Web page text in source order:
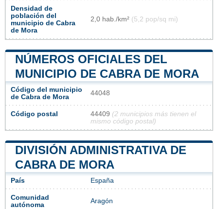
Densidad de
población del
municipio de Cabra
de Mora
2,0 hab./km² (5,2 pop/sq mi)
NÚMEROS OFICIALES DEL
MUNICIPIO DE CABRA DE MORA
Código del municipio
de Cabra de Mora
44048
Código postal 44409 (2 municipios más tienen el
mismo código postal)
DIVISIÓN ADMINISTRATIVA DE
CABRA DE MORA
País España
Comunidad
autónoma
Aragón